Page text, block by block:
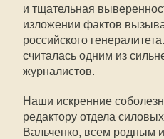
и тщательная
изложении фактов
российского
считалась одним из
журналистов.
Наши искренние
редактору отдела
Вальченко, всем родным